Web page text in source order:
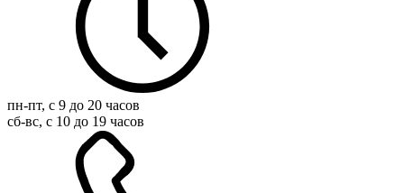
пн-пт, с 9 до 20 часов
сб-вс, с 10 до 19 часов